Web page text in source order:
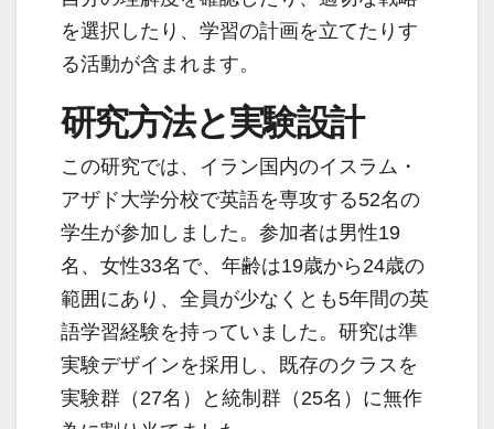
を選択したり、学習の計画を立てたりす
る活動が含まれます。
研究方法と実験設計
この研究では、イラン国内のイスラム・
アザド大学分校で英語を専攻する52名の
学生が参加しました。参加者は男性19
名、女性33名で、年齢は19歳から24歳の
範囲にあり、全員が少なくとも5年間の英
語学習経験を持っていました。研究は準
実験デザインを採用し、既存のクラスを
実験群（27名）と統制群（25名）に無作